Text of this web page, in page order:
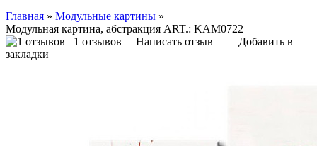
Главная » Модульные картины »
Модульная картина, абстракция ART.: KAM0722
1 отзывов
Написать отзыв
Добавить в
закладки